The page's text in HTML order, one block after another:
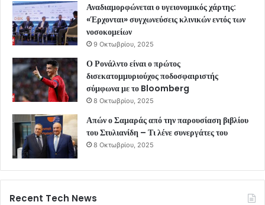
Αναδιαμορφώνεται ο υγειονομικός χάρτης:
«Έρχονται» συγχωνεύσεις κλινικών εντός των
νοσοκομείων
9 Οκτωβρίου, 2025
Ο Ρονάλντο είναι ο πρώτος
δισεκατομμυριούχος ποδοσφαιριστής
σύμφωνα με το Bloomberg
8 Οκτωβρίου, 2025
Απών ο Σαμαράς από την παρουσίαση βιβλίου
του Στυλιανίδη – Τι λένε συνεργάτες του
8 Οκτωβρίου, 2025
Recent Tech News